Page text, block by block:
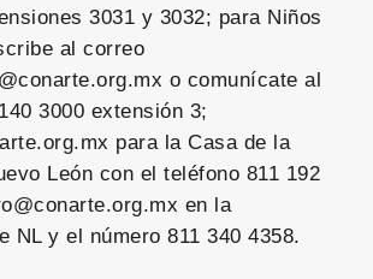
3031 y 3032; para Niños
al correo
o comunícate al
3000 extensión 3;
para la Casa de la
León con el teléfono 811 192
en la
NL y el número 811 340 4358.